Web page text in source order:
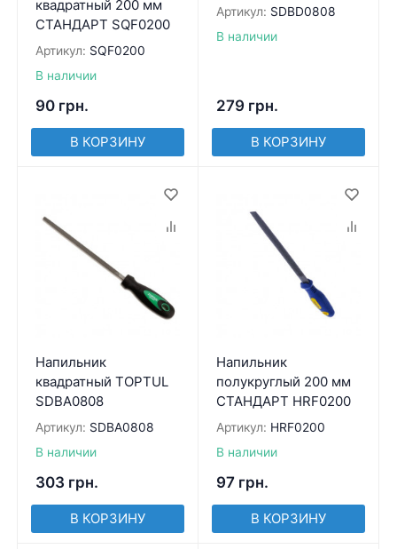
квадратный 200 мм
СТАНДАРТ SQF0200
Артикул: SQF0200
В наличии
90 грн.
В КОРЗИНУ
Артикул: SDBD0808
В наличии
279 грн.
В КОРЗИНУ
Напильник
квадратный TOPTUL
SDBA0808
Артикул: SDBA0808
В наличии
303 грн.
В КОРЗИНУ
Напильник
полукруглый 200 мм
СТАНДАРТ HRF0200
Артикул: HRF0200
В наличии
97 грн.
В КОРЗИНУ